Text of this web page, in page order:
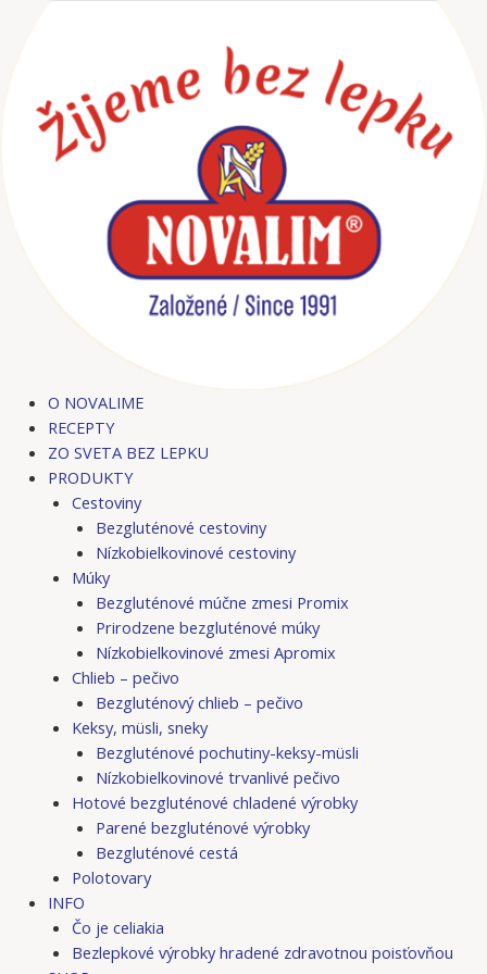
O NOVALIME
RECEPTY
ZO SVETA BEZ LEPKU
PRODUKTY
Cestoviny
Bezgluténové cestoviny
Nízkobielkovinové cestoviny
Múky
Bezgluténové múčne zmesi Promix
Prirodzene bezgluténové múky
Nízkobielkovinové zmesi Apromix
Chlieb – pečivo
Bezgluténový chlieb – pečivo
Keksy, müsli, sneky
Bezgluténové pochutiny-keksy-müsli
Nízkobielkovinové trvanlivé pečivo
Hotové bezgluténové chladené výrobky
Parené bezgluténové výrobky
Bezgluténové cestá
Polotovary
INFO
Čo je celiakia
Bezlepkové výrobky hradené zdravotnou poisťovňou